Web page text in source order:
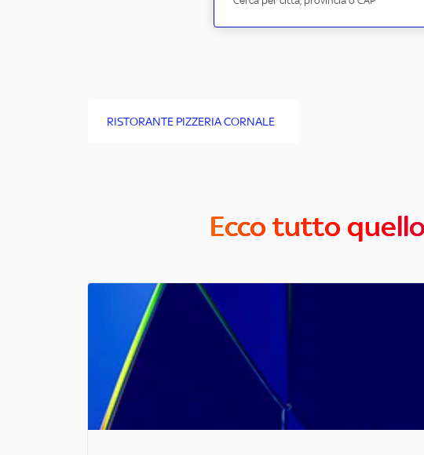
RISTORANTE PIZZERIA CORNALE
Ecco tutto